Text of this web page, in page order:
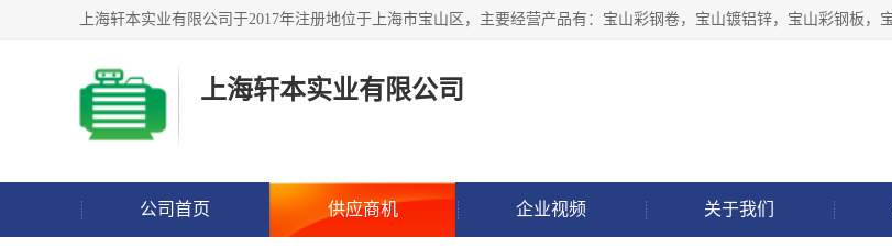
上海轩本实业有限公司
公司首页 供应商机 企业视频 关于我们